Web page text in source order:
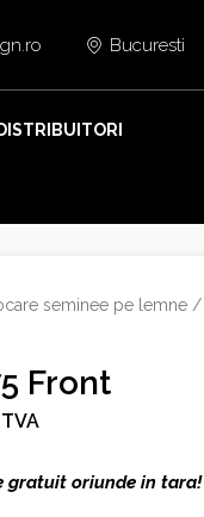
Bucuresti
DISTRIBUITORI
seminee pe lemne /
Front
TVA
gratuit oriunde in tara!